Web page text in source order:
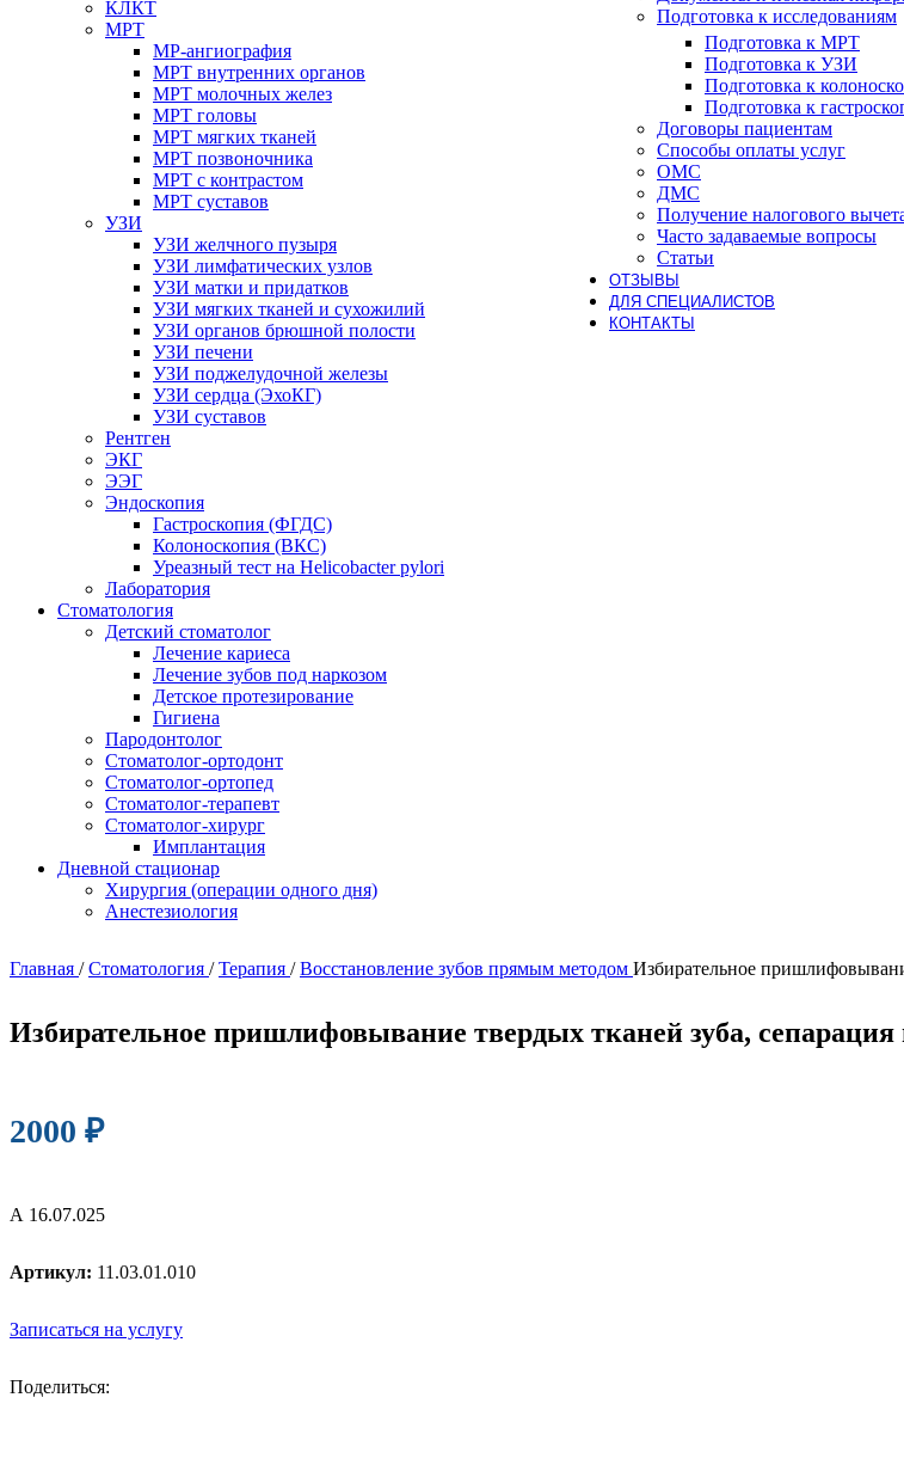
Подготовка к исследованиям
Подготовка к МРТ
Подготовка к УЗИ
Подготовка к
Подготовка к
Договоры пациентам
Способы оплаты услуг
ОМС
ДМС
Получение налогового
Часто задаваемые вопросы
Статьи
ОТЗЫВЫ
ДЛЯ СПЕЦИАЛИСТОВ
КОНТАКТЫ
КЛКТ
МРТ
МР-ангиография
МРТ внутренних органов
МРТ молочных желез
МРТ головы
МРТ мягких тканей
МРТ позвоночника
МРТ с контрастом
МРТ суставов
УЗИ
УЗИ желчного пузыря
УЗИ лимфатических узлов
УЗИ матки и придатков
УЗИ мягких тканей и сухожилий
УЗИ органов брюшной полости
УЗИ печени
УЗИ поджелудочной железы
УЗИ сердца (ЭхоКГ)
УЗИ суставов
Рентген
ЭКГ
ЭЭГ
Эндоскопия
Гастроскопия (ФГДС)
Колоноскопия (ВКС)
Уреазный тест на Helicobacter pylori
Лаборатория
Стоматология
Детский стоматолог
Лечение кариеса
Лечение зубов под наркозом
Детское протезирование
Гигиена
Пародонтолог
Стоматолог-ортодонт
Стоматолог-ортопед
Стоматолог-терапевт
Стоматолог-хирург
Имплантация
Дневной стационар
Хирургия (операции одного дня)
Анестезиология
Главная / Стоматология / Терапия / Восстановление зубов прямым методом Избирательное
Избирательное пришлифовывание твердых тканей зуба, сепарация
2000 ₽
А 16.07.025
Артикул: 11.03.01.010
Записаться на услугу
Поделиться: